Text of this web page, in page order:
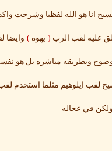
انا هو الله لفظيا وشرحت
عليه لقب الرب ( يهوه ) وايضا
وبطريقه مباشره بل هو
لقب ايلوهيم مثلما استخدم
في عجاله